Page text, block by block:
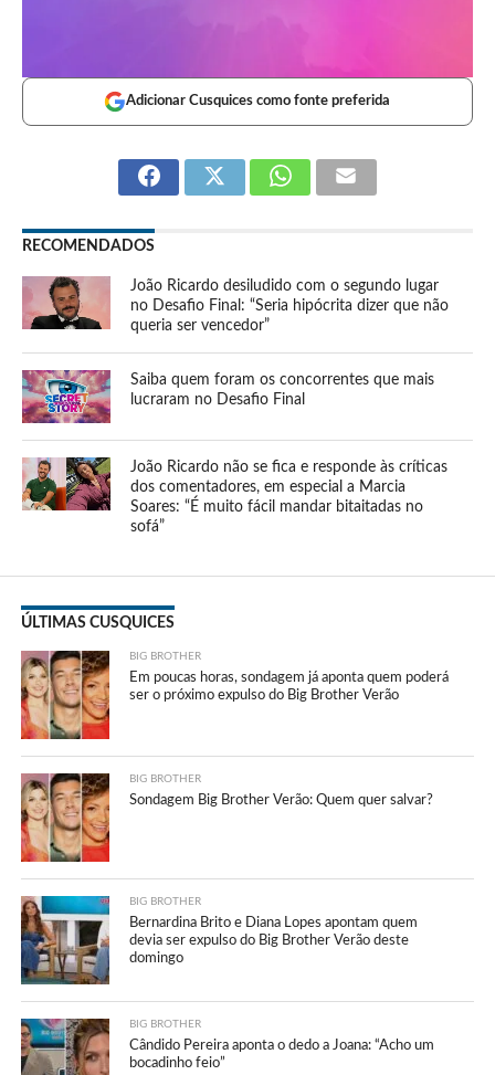
Adicionar Cusquices como fonte preferida
RECOMENDADOS
João Ricardo desiludido com o segundo lugar
no Desafio Final: “Seria hipócrita dizer que não
queria ser vencedor”
Saiba quem foram os concorrentes que mais
lucraram no Desafio Final
João Ricardo não se fica e responde às críticas
dos comentadores, em especial a Marcia
Soares: “É muito fácil mandar bitaitadas no
sofá”
ÚLTIMAS CUSQUICES
BIG BROTHER
Em poucas horas, sondagem já aponta quem poderá
ser o próximo expulso do Big Brother Verão
BIG BROTHER
Sondagem Big Brother Verão: Quem quer salvar?
BIG BROTHER
Bernardina Brito e Diana Lopes apontam quem
devia ser expulso do Big Brother Verão deste
domingo
BIG BROTHER
Cândido Pereira aponta o dedo a Joana: “Acho um
bocadinho feio”